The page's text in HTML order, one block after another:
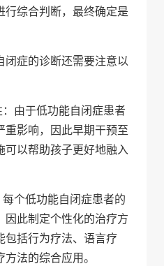
行综合判断，最终确定是
闭症的诊断还需要注意以
由于低功能自闭症患者
重影响，因此早期干预至
可以帮助孩子更好地融入
个低功能自闭症患者的
因此制定个性化的治疗方
包括行为疗法、语言疗
法的综合应用。